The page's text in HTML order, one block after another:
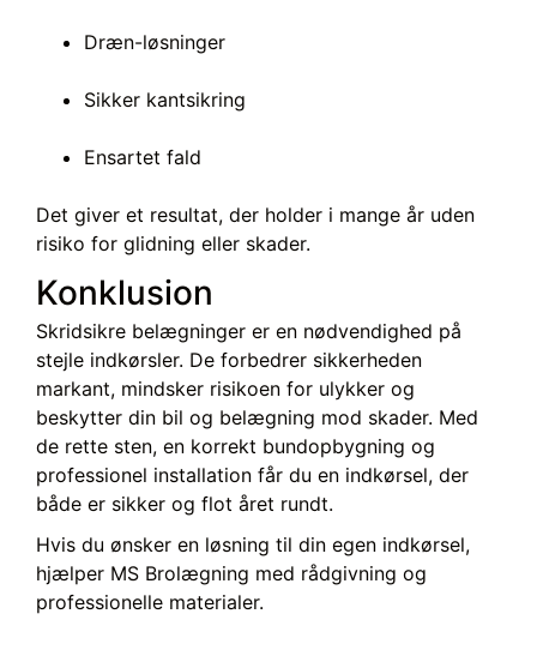
Dræn-løsninger
Sikker kantsikring
Ensartet fald
Det giver et resultat, der holder i mange år uden
risiko for glidning eller skader.
Konklusion
Skridsikre belægninger er en nødvendighed på
stejle indkørsler. De forbedrer sikkerheden
markant, mindsker risikoen for ulykker og
beskytter din bil og belægning mod skader. Med
de rette sten, en korrekt bundopbygning og
professionel installation får du en indkørsel, der
både er sikker og flot året rundt.
Hvis du ønsker en løsning til din egen indkørsel,
hjælper MS Brolægning med rådgivning og
professionelle materialer.